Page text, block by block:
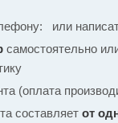
или
самостоятельно
(оплата
составляет от